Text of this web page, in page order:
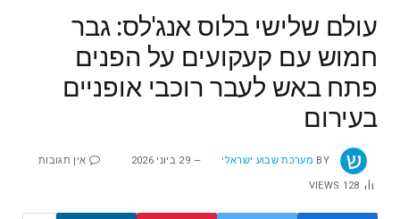
עולם שלישי בלוס אנג'לס: גבר
חמוש עם קעקועים על הפנים
פתח באש לעבר רוכבי אופניים
בעירום
BY מערכת שבוע ישראלי 29 ביוני 2026 אין תגובות
128
VIEWS